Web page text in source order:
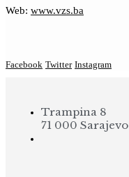
Web: www.vzs.ba
Facebook Twitter Instagram
Trampina 8
71 000 Sarajevo